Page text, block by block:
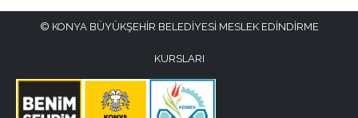
KONYA BÜYÜKŞEHİR BELEDİYESİ MESLEK EDİNDİRME
KURSLARI